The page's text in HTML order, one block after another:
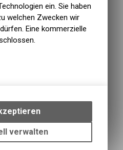
Löhrer
ein. Sie haben
welchen Zwecken wir
Eine kommerzielle
Interaktionen und
auf Ihrem Gerät,
unseres Online-
verwalten